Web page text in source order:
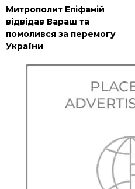
Митрополит Епіфаній
відвідав Вараш та
помолився за перемогу
України